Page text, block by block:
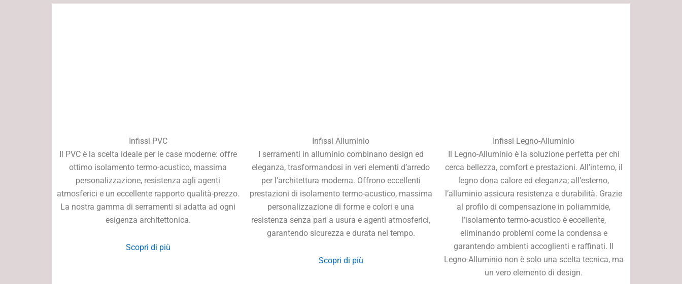
Infissi PVC
Il PVC è la scelta ideale per le case moderne: offre
ottimo isolamento termo-acustico, massima
personalizzazione, resistenza agli agenti
atmosferici e un eccellente rapporto qualità-prezzo.
La nostra gamma di serramenti si adatta ad ogni
esigenza architettonica.
Scopri di più
Infissi Alluminio
I serramenti in alluminio combinano design ed
eleganza, trasformandosi in veri elementi d’arredo
per l’architettura moderna. Offrono eccellenti
prestazioni di isolamento termo-acustico, massima
personalizzazione di forme e colori e una
resistenza senza pari a usura e agenti atmosferici,
garantendo sicurezza e durata nel tempo.
Scopri di più
Infissi Legno-Alluminio
Il Legno-Alluminio è la soluzione perfetta per chi
cerca bellezza, comfort e prestazioni. All’interno, il
legno dona calore ed eleganza; all’esterno,
l’alluminio assicura resistenza e durabilità. Grazie
al profilo di compensazione in poliammide,
l’isolamento termo-acustico è eccellente,
eliminando problemi come la condensa e
garantendo ambienti accoglienti e raffinati. Il
Legno-Alluminio non è solo una scelta tecnica, ma
un vero elemento di design.